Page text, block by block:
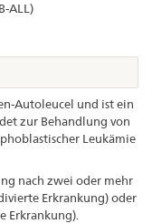
ALL)
Autoleucel und ist ein
zur Behandlung von
Leukämie
nach zwei oder mehr
Erkrankung) oder
Erkrankung).